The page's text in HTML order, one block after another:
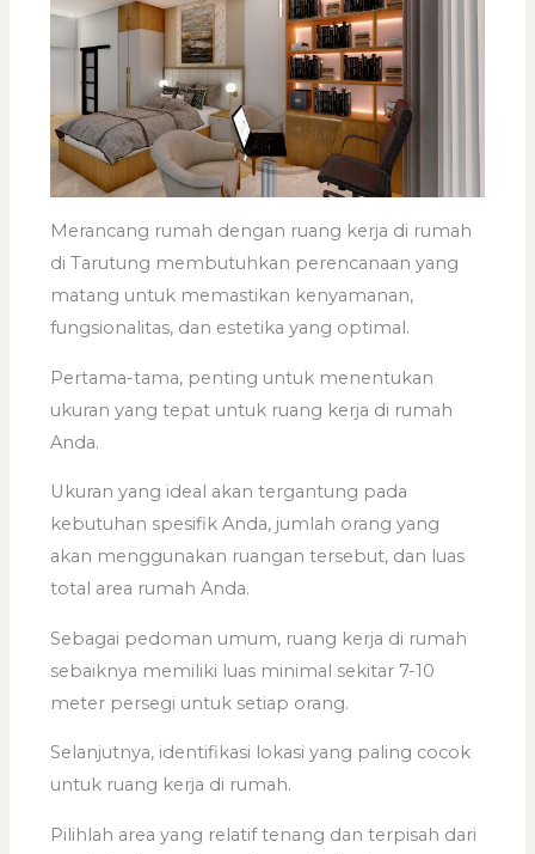
Merancang rumah dengan ruang kerja di rumah
di Tarutung membutuhkan perencanaan yang
matang untuk memastikan kenyamanan,
fungsionalitas, dan estetika yang optimal.
Pertama-tama, penting untuk menentukan
ukuran yang tepat untuk ruang kerja di rumah
Anda.
Ukuran yang ideal akan tergantung pada
kebutuhan spesifik Anda, jumlah orang yang
akan menggunakan ruangan tersebut, dan luas
total area rumah Anda.
Sebagai pedoman umum, ruang kerja di rumah
sebaiknya memiliki luas minimal sekitar 7-10
meter persegi untuk setiap orang.
Selanjutnya, identifikasi lokasi yang paling cocok
untuk ruang kerja di rumah.
Pilihlah area yang relatif tenang dan terpisah dari